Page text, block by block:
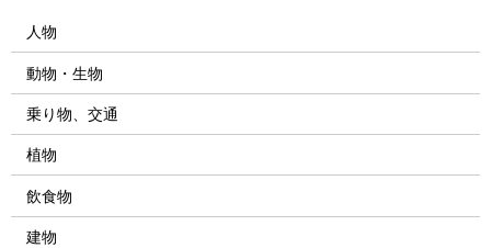
人物
動物・生物
乗り物、交通
植物
飲食物
建物